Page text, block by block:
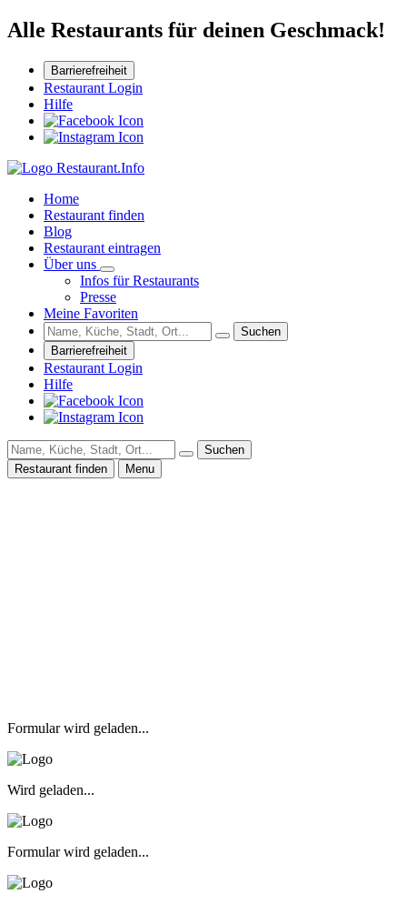
Alle Restaurants für deinen Geschmack!
Barrierefreiheit
Restaurant Login
Hilfe
Home
Restaurant finden
Blog
Restaurant eintragen
Über uns
Infos für Restaurants
Presse
Meine Favoriten
Suchen
Barrierefreiheit
Restaurant Login
Hilfe
Suchen
Restaurant finden
Menu
Formular wird geladen...
Wird geladen...
Formular wird geladen...